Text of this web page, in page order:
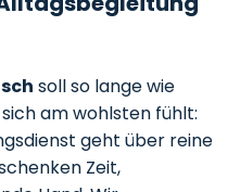
soll so lange wie
am wohlsten fühlt:
geht über reine
Zeit,